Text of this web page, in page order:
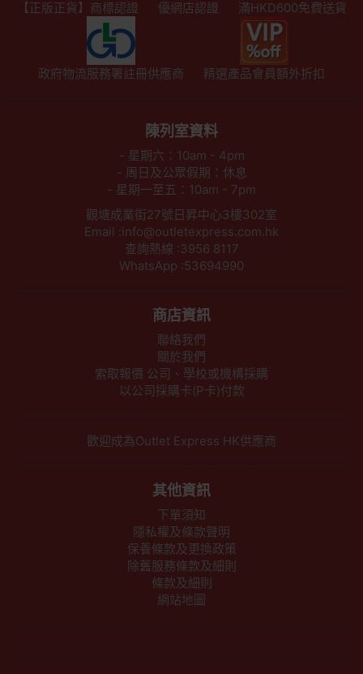
【正版正貨】商標認證 優網店認證 滿HKD600免費送貨
政府物流服務署註冊供應商 精選產品會員額外折扣
陳列室資料
- 星期六：10am - 4pm
- 周日及公眾假期：休息
- 星期一至五：10am - 7pm
觀塘成業街27號日昇中心3樓302室
Email :info@outletexpress.com.hk
查詢熱線 :3956 8117
WhatsApp :53694990
商店資訊
聯絡我們
關於我們
索取報價 公司、學校或機構採購
以公司採購卡(P卡)付款
歡迎成為Outlet Express HK供應商
其他資訊
下單須知
隱私權及條款聲明
保養條款及更換政策
除舊服務條款及細則
條款及細則
網站地圖